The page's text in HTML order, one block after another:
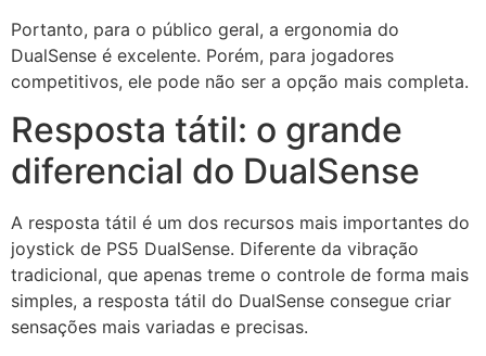
Portanto, para o público geral, a ergonomia do
DualSense é excelente. Porém, para jogadores
competitivos, ele pode não ser a opção mais completa.
Resposta tátil: o grande
diferencial do DualSense
A resposta tátil é um dos recursos mais importantes do
joystick de PS5 DualSense. Diferente da vibração
tradicional, que apenas treme o controle de forma mais
simples, a resposta tátil do DualSense consegue criar
sensações mais variadas e precisas.